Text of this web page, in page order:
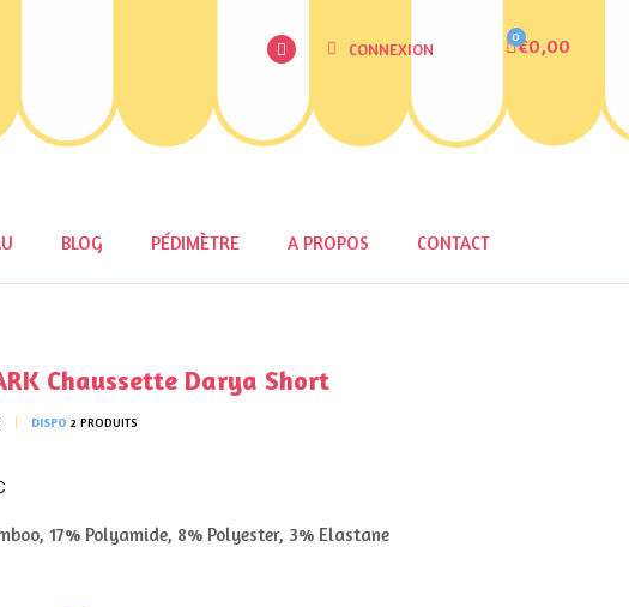
CONNEXION €0,00
BLOG PÉDIMÈTRE A PROPOS CONTACT
Chaussette Darya Short
DISPO 2 PRODUITS
17% Polyamide, 8% Polyester, 3% Elastane